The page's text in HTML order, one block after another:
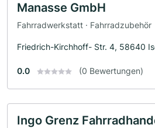
Manasse GmbH
Fahrradwerkstatt · Fahrradzubehör
Friedrich-Kirchhoff- Str. 4, 58640
0.0 (0 Bewertungen)
Ingo Grenz